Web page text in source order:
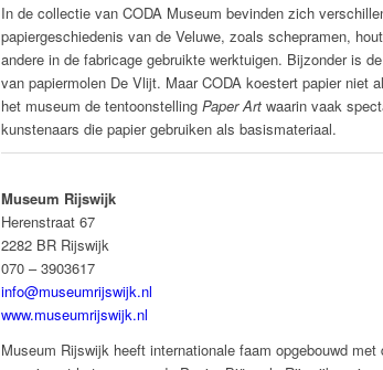
In de collectie van CODA Museum bevinden zich
papiergeschiedenis van de Veluwe, zoals schepramen,
andere in de fabricage gebruikte werktuigen. Bijzonder is
van papiermolen De Vlijt. Maar CODA koestert papier niet
het museum de tentoonstelling Paper Art waarin vaak
kunstenaars die papier gebruiken als basismateriaal.
Museum Rijswijk
Herenstraat 67
2282 BR Rijswijk
070 – 3903617
info@museumrijswijk.nl
www.museumrijswijk.nl
Museum Rijswijk heeft internationale faam opgebouwd